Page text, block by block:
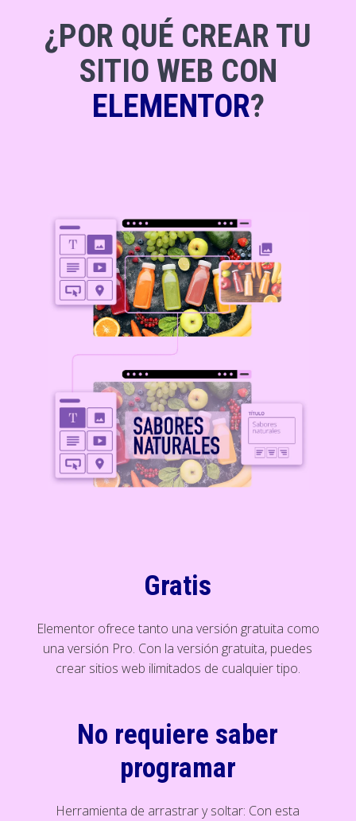
¿POR QUÉ CREAR TU
SITIO WEB CON
ELEMENTOR?
Gratis
Elementor ofrece tanto una versión gratuita como
una versión Pro. Con la versión gratuita, puedes
crear sitios web ilimitados de cualquier tipo.
No requiere saber
programar
Herramienta de arrastrar y soltar: Con esta